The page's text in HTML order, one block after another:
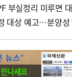
부실정리 미루면
대상 예고…분양성